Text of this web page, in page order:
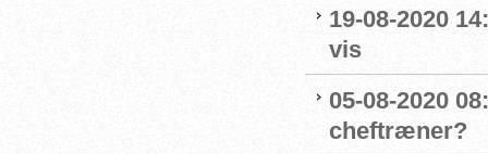
19-08-2020
vis
05-08-2020
cheftræner?